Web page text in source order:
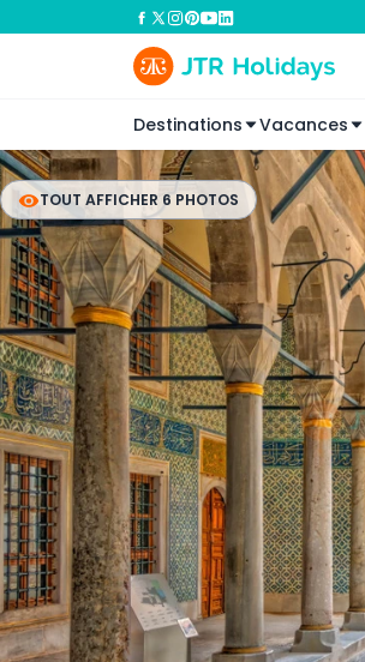
Destinations Vacances
TOUT AFFICHER 6 PHOTOS